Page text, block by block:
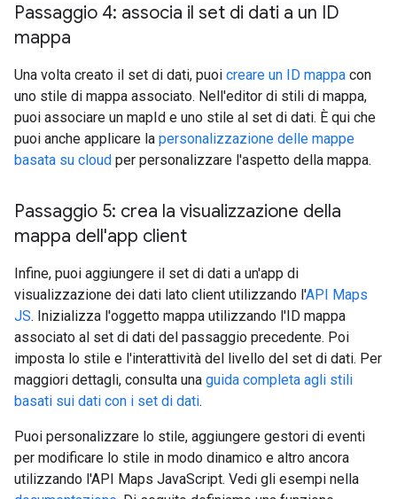
Passaggio 4: associa il set di dati a un ID
mappa
Una volta creato il set di dati, puoi creare un ID mappa con
uno stile di mappa associato. Nell'editor di stili di mappa,
puoi associare un mapId e uno stile al set di dati. È qui che
puoi anche applicare la personalizzazione delle mappe
basata su cloud per personalizzare l'aspetto della mappa.
Passaggio 5: crea la visualizzazione della
mappa dell'app client
Infine, puoi aggiungere il set di dati a un'app di
visualizzazione dei dati lato client utilizzando l'API Maps
JS. Inizializza l'oggetto mappa utilizzando l'ID mappa
associato al set di dati del passaggio precedente. Poi
imposta lo stile e l'interattività del livello del set di dati. Per
maggiori dettagli, consulta una guida completa agli stili
basati sui dati con i set di dati.
Puoi personalizzare lo stile, aggiungere gestori di eventi
per modificare lo stile in modo dinamico e altro ancora
utilizzando l'API Maps JavaScript. Vedi gli esempi nella